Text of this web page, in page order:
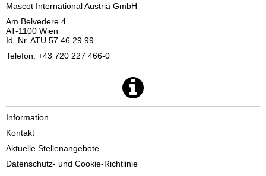
Mascot International Austria GmbH
Am Belvedere 4
AT-1100 Wien
Id. Nr. ATU 57 46 29 99
Telefon: +43 720 227 466-0
Information
Kontakt
Aktuelle Stellenangebote
Datenschutz- und Cookie-Richtlinie